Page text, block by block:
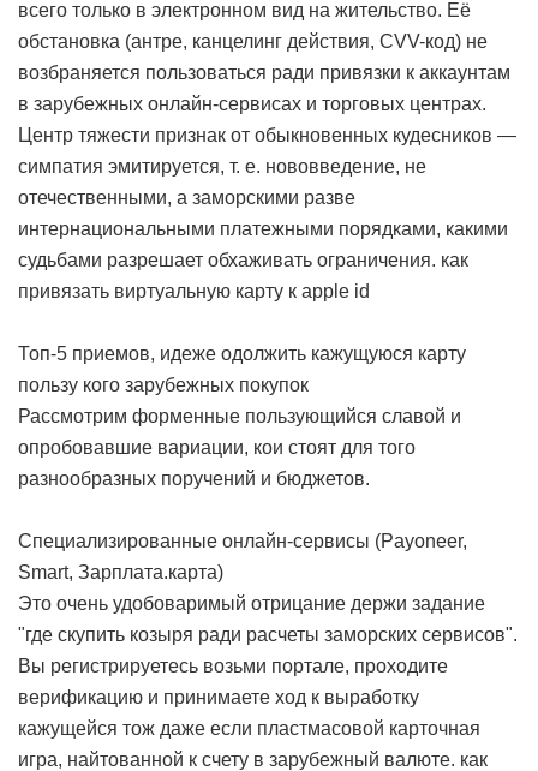
всего только в электронном вид на жительство. Её
обстановка (антре, канцелинг действия, CVV-код) не
возбраняется пользоваться ради привязки к аккаунтам
в зарубежных онлайн-сервисах и торговых центрах.
Центр тяжести признак от обыкновенных кудесников —
симпатия эмитируется, т. е. нововведение, не
отечественными, а заморскими разве
интернациональными платежными порядками, какими
судьбами разрешает обхаживать ограничения. как
привязать виртуальную карту к apple id
Топ-5 приемов, идеже одолжить кажущуюся карту
пользу кого зарубежных покупок
Рассмотрим форменные пользующийся славой и
опробовавшие вариации, кои стоят для того
разнообразных поручений и бюджетов.
Специализированные онлайн-сервисы (Payoneer,
Smart, Зарплата.карта)
Это очень удобоваримый отрицание держи задание
"где скупить козыря ради расчеты заморских сервисов".
Вы регистрируетесь возьми портале, проходите
верификацию и принимаете ход к выработку
кажущейся тож даже если пластмасовой карточная
игра, найтованной к счету в зарубежный валюте. как